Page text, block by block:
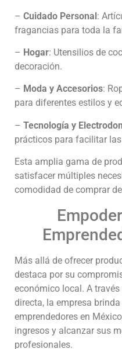
– Cuidado Personal:
fragancias para toda la
– Hogar: Utensilios de
decoración.
– Moda y Accesorios:
para diferentes estilos y
– Tecnología y
prácticos para facilitar
Esta amplia gama de
satisfacer múltiples
comodidad de comprar
Más allá de ofrecer
destaca por su
económico local. A
directa, la empresa
emprendedores en
ingresos y alcanzar sus
profesionales.